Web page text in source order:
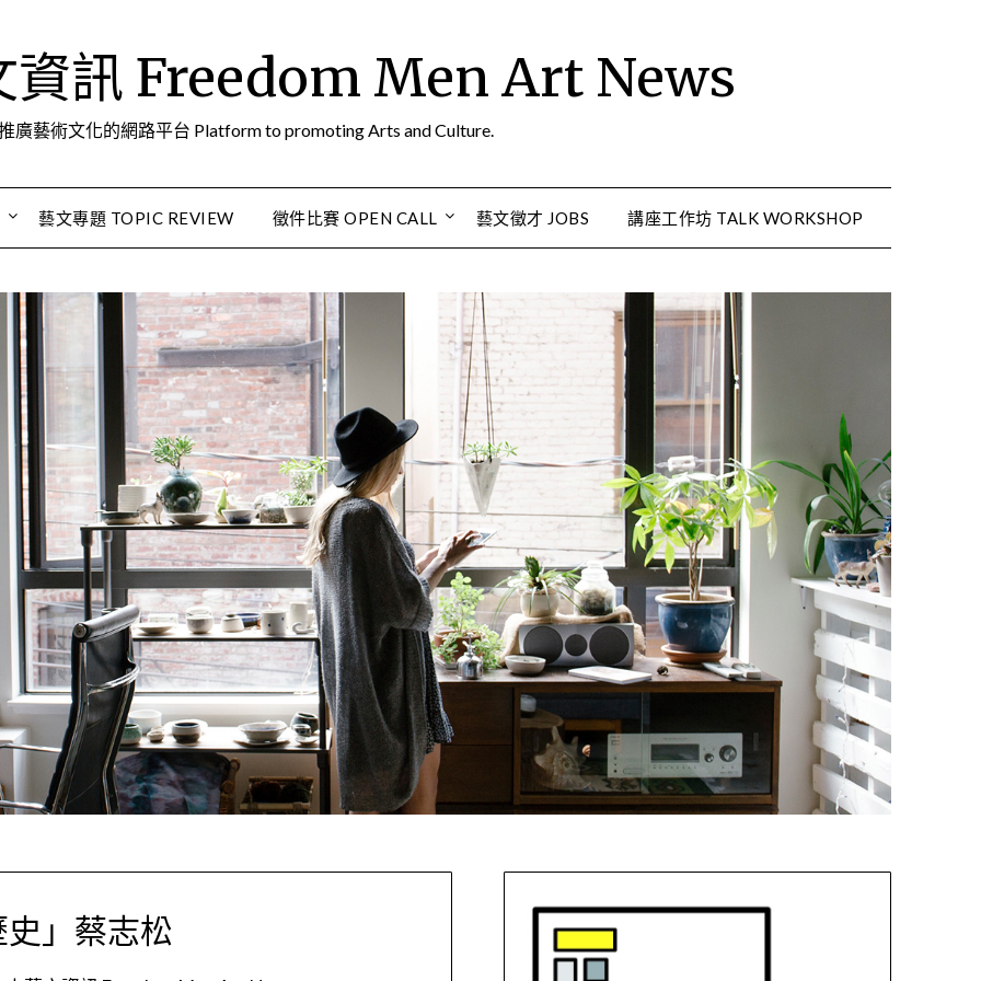
資訊 Freedom Men Art News
廣藝術文化的網路平台 Platform to promoting Arts and Culture.
藝文專題 TOPIC REVIEW 徵件比賽 OPEN CALL 藝文徵才 JOBS 講座工作坊 TALK WORKSHOP
」蔡志松